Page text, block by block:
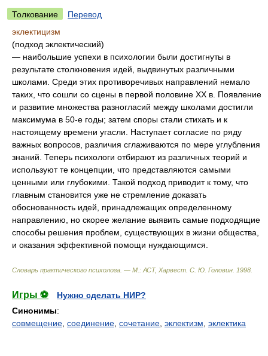
Толкование
Перевод
эклектицизм
(подход эклектический)
— наибольшие успехи в психологии были достигнуты в
результате столкновения идей, выдвинутых различными
школами. Среди этих противоречивых направлений немало
таких, что сошли со сцены в первой половине XX в. Появление
и развитие множества разногласий между школами достигли
максимума в 50-е годы; затем споры стали стихать и к
настоящему времени угасли. Наступает согласие по ряду
важных вопросов, различия сглаживаются по мере углубления
знаний. Теперь психологи отбирают из различных теорий и
используют те концепции, что представляются самыми
ценными или глубокими. Такой подход приводит к тому, что
главным становится уже не стремление доказать
обоснованность идей, принадлежащих определенному
направлению, но скорее желание выявить самые подходящие
способы решения проблем, существующих в жизни общества,
и оказания эффективной помощи нуждающимся.
Словарь практического психолога. — М.: АСТ, Харвест С. Ю. Головин 1998
Игры ⚽
Нужно сделать НИР?
Синонимы:
совмещение соединение сочетание эклектизм эклектика